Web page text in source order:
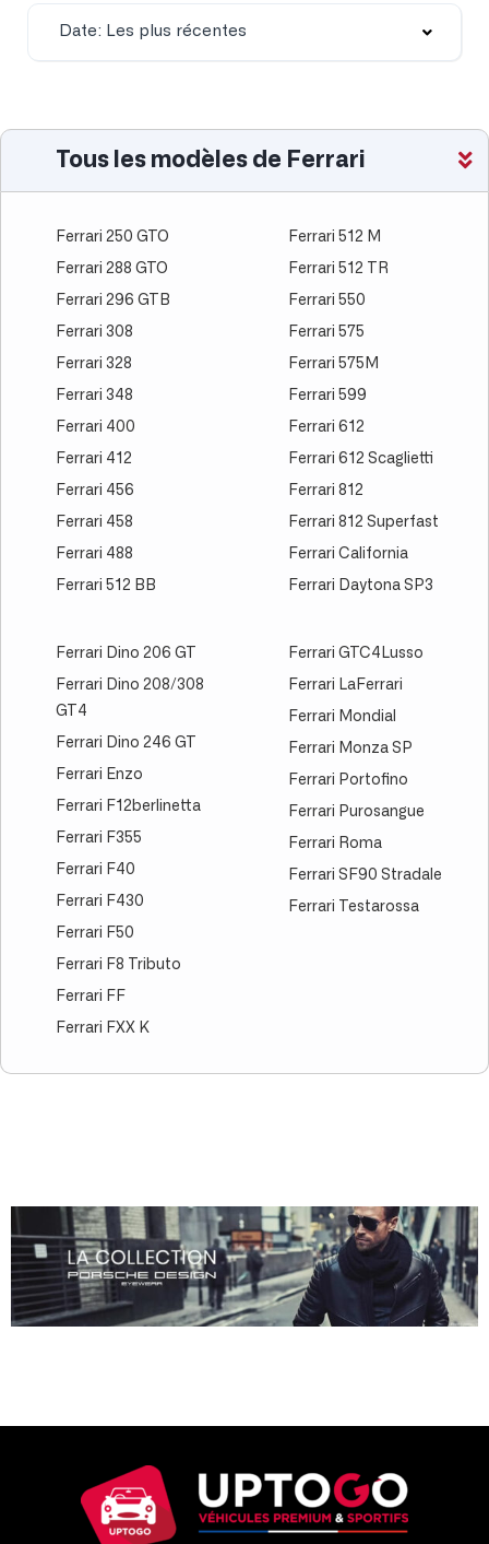
Date: Les plus récentes
Tous les modèles de Ferrari
Ferrari 250 GTO
Ferrari 288 GTO
Ferrari 296 GTB
Ferrari 308
Ferrari 328
Ferrari 348
Ferrari 400
Ferrari 412
Ferrari 456
Ferrari 458
Ferrari 488
Ferrari 512 BB
Ferrari 512 M
Ferrari 512 TR
Ferrari 550
Ferrari 575
Ferrari 575M
Ferrari 599
Ferrari 612
Ferrari 612 Scaglietti
Ferrari 812
Ferrari 812 Superfast
Ferrari California
Ferrari Daytona SP3
Ferrari Dino 206 GT
Ferrari Dino 208/308
GT4
Ferrari Dino 246 GT
Ferrari Enzo
Ferrari F12berlinetta
Ferrari F355
Ferrari F40
Ferrari F430
Ferrari F50
Ferrari F8 Tributo
Ferrari FF
Ferrari FXX K
Ferrari GTC4Lusso
Ferrari LaFerrari
Ferrari Mondial
Ferrari Monza SP
Ferrari Portofino
Ferrari Purosangue
Ferrari Roma
Ferrari SF90 Stradale
Ferrari Testarossa